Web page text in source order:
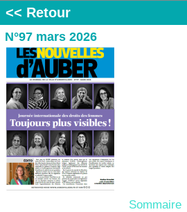
<< Retour
N°97 mars 2026
Sommaire